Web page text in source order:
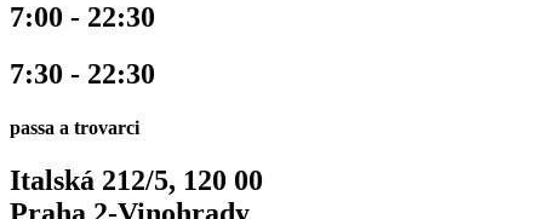
7:00 - 22:30
7:30 - 22:30
passa a trovarci
Italská 212/5, 120 00